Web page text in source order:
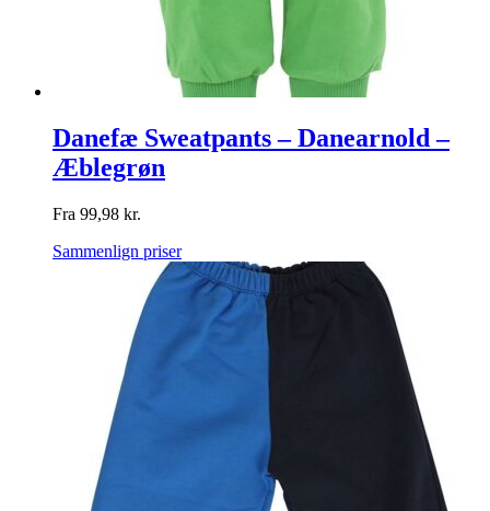
Danefæ Sweatpants – Danearnold –
Æblegrøn
Fra 99,98 kr.
Sammenlign priser